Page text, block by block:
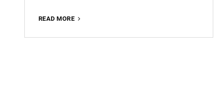
READ MORE
BRUILOFT